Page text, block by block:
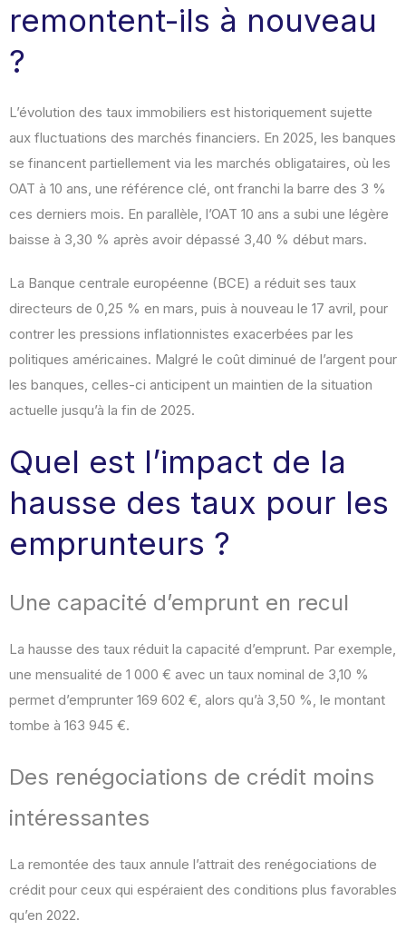
remontent-ils à nouveau
?
L’évolution des taux immobiliers est historiquement sujette
aux fluctuations des marchés financiers. En 2025, les banques
se financent partiellement via les marchés obligataires, où les
OAT à 10 ans, une référence clé, ont franchi la barre des 3 %
ces derniers mois. En parallèle, l’OAT 10 ans a subi une légère
baisse à 3,30 % après avoir dépassé 3,40 % début mars.
La Banque centrale européenne (BCE) a réduit ses taux
directeurs de 0,25 % en mars, puis à nouveau le 17 avril, pour
contrer les pressions inflationnistes exacerbées par les
politiques américaines. Malgré le coût diminué de l’argent pour
les banques, celles-ci anticipent un maintien de la situation
actuelle jusqu’à la fin de 2025.
Quel est l’impact de la
hausse des taux pour les
emprunteurs ?
Une capacité d’emprunt en recul
La hausse des taux réduit la capacité d’emprunt. Par exemple,
une mensualité de 1 000 € avec un taux nominal de 3,10 %
permet d’emprunter 169 602 €, alors qu’à 3,50 %, le montant
tombe à 163 945 €.
Des renégociations de crédit moins
intéressantes
La remontée des taux annule l’attrait des renégociations de
crédit pour ceux qui espéraient des conditions plus favorables
qu’en 2022.